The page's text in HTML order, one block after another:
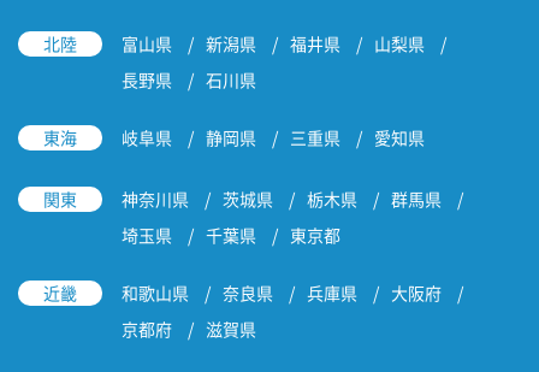
北陸 富山県 新潟県 福井県
山梨県
長野県
石川県
東海 岐阜県 静岡県 三重県 愛知県
関東 神奈川県 茨城県 栃木県
群馬県
埼玉県
千葉県 東京都
近畿 和歌山県 奈良県 兵庫県
大阪府
京都府
滋賀県